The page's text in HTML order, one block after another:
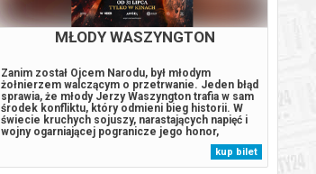
MŁODY WASZYNGTON
Zanim został Ojcem Narodu, był młodym
żołnierzem walczącym o przetrwanie. Jeden błąd
sprawia, że młody Jerzy Waszyngton trafia w sam
środek konfliktu, który odmieni bieg historii. W
świecie kruchych sojuszy, narastających napięć i
wojny ogarniającej pogranicze jego honor,
najcięższą próbę. Stawiając czoła niebezpiecznym
przeciwnikom, Washington musi zmierzyć...
kup bilet